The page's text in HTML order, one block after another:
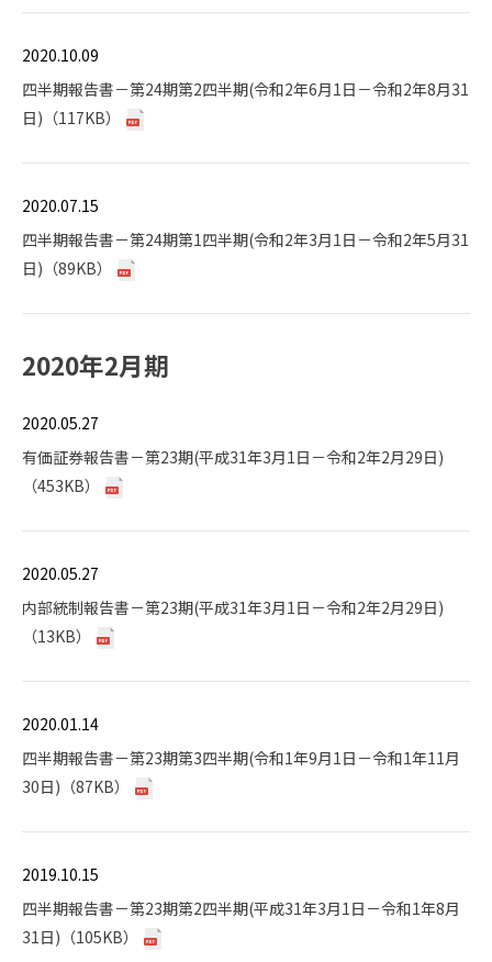
2020.10.09
四半期報告書－第24期第2四半期(令和2年6月1日－令和2年8月31
日)（117KB）
2020.07.15
四半期報告書－第24期第1四半期(令和2年3月1日－令和2年5月31
日)（89KB）
2020年2月期
2020.05.27
有価証券報告書－第23期(平成31年3月1日－令和2年2月29日)
（453KB）
2020.05.27
内部統制報告書－第23期(平成31年3月1日－令和2年2月29日)
（13KB）
2020.01.14
四半期報告書－第23期第3四半期(令和1年9月1日－令和1年11月
30日)（87KB）
2019.10.15
四半期報告書－第23期第2四半期(平成31年3月1日－令和1年8月
31日)（105KB）